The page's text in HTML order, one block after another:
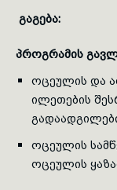
გაგება:
პროგრამის
ოცეულის და
ილეთების
ოცეულის
ოცეულის